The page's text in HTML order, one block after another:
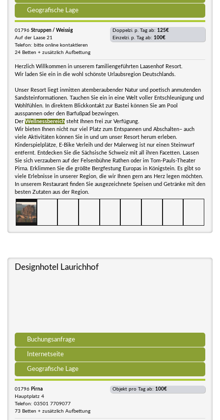
Geografische Lage
01796 Struppen / Weissig
Auf der Laase 21
Telefon: bitte online kontaktieren
24 Betten + zusätzlich Aufbettung
Doppelzi. p. Tag ab: 125€
Einzelzi. p. Tag ab: 100€
Herzlich Willkommen in unserem familiengeführten Laasenhof Resort.
Wir laden Sie ein in die wohl schönste Urlaubsregion Deutschlands.
Unser Resort liegt inmitten atemberaubender Natur und poetisch anmutenden
Sandsteinformationen. Tauchen Sie ein in eine Welt voller Entschleunigung und
Wohlfühlen. In direktem Blickkontakt zur Bastei können Sie am Pool
ausspannen oder den Barfußpad bezwingen.
Der Wellnessbereich steht Ihnen frei zur Verfügung.
Wir bieten Ihnen nicht nur viel Platz zum Entspannen und Abschalten– auch
viele Aktivitäten können Sie in und um unser Resort herum erleben.
Kinderspielplätze, E-Bike Verleih und der Malerweg ist nur einen Steinwurf
entfernt. Entdecken Sie die Sächsische Schweiz mit all ihren Facetten. Lassen
Sie sich verzaubern auf der Felsenbühne Rathen oder im Tom-Pauls-Theater
Pirna. Erklimmen Sie die größte Bergfestung Europas in Königstein. Es gibt so
viele Erlebnisse in unserer Region, die wir Ihnen gern ans Herz legen möchten.
In unserem Restaurant finden Sie ausgezeichnete Speisen und Getränke mit den
besten Zutaten aus der Region.
Designhotel Laurichhof
Buchungsanfrage
Internetseite
Geografische Lage
01796 Pirna
Hauptplatz 4
Telefon: 03501 7709077
73 Betten + zusätzlich Aufbettung
Objekt pro Tag ab: 100€